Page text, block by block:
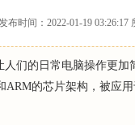
布时间：2022-01-19
人们的日常电脑操作更
ARM的芯片架构，被